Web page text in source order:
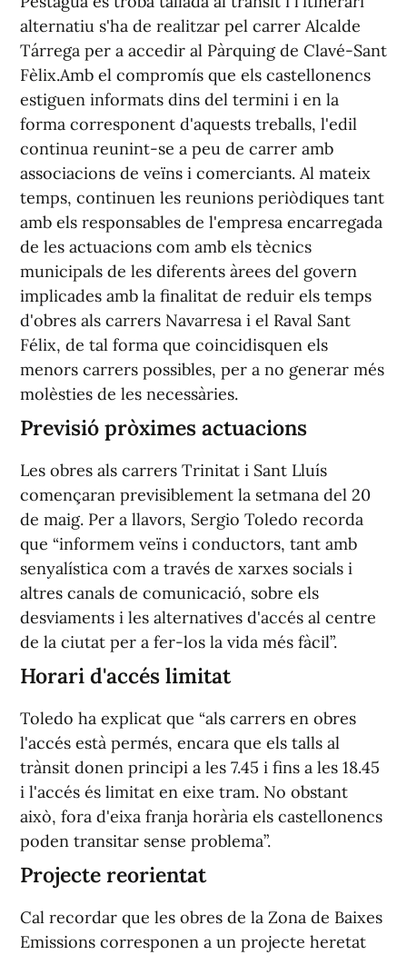
alternatiu s'ha de realitzar pel carrer Alcalde
Tárrega per a accedir al Pàrquing de Clavé-Sant
Fèlix.Amb el compromís que els castellonencs
estiguen informats dins del termini i en la
forma corresponent d'aquests treballs, l'edil
continua reunint-se a peu de carrer amb
associacions de veïns i comerciants. Al mateix
temps, continuen les reunions periòdiques tant
amb els responsables de l'empresa encarregada
de les actuacions com amb els tècnics
municipals de les diferents àrees del govern
implicades amb la finalitat de reduir els temps
d'obres als carrers Navarresa i el Raval Sant
Félix, de tal forma que coincidisquen els
menors carrers possibles, per a no generar més
molèsties de les necessàries.
Previsió pròximes actuacions
Les obres als carrers Trinitat i Sant Lluís
començaran previsiblement la setmana del 20
de maig. Per a llavors, Sergio Toledo recorda
que “informem veïns i conductors, tant amb
senyalística com a través de xarxes socials i
altres canals de comunicació, sobre els
desviaments i les alternatives d'accés al centre
de la ciutat per a fer-los la vida més fàcil”.
Horari d'accés limitat
Toledo ha explicat que “als carrers en obres
l'accés està permés, encara que els talls al
trànsit donen principi a les 7.45 i fins a les 18.45
i l'accés és limitat en eixe tram. No obstant
això, fora d'eixa franja horària els castellonencs
poden transitar sense problema”.
Projecte reorientat
Cal recordar que les obres de la Zona de Baixes
Emissions corresponen a un projecte heretat